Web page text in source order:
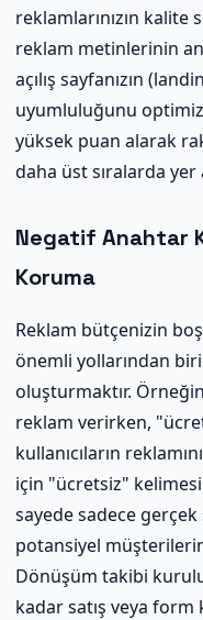
reklamlarınızın kalite
reklam metinlerinin
açılış sayfanızın
uyumluluğunu
yüksek puan alarak
daha üst sıralarda
Negatif Anahtar
Koruma
Reklam bütçenizin
önemli yollarından
oluşturmaktır.
reklam verirken,
kullanıcıların
için "ücretsiz"
sayede sadece
potansiyel
Dönüşüm takibi
kadar satış veya form